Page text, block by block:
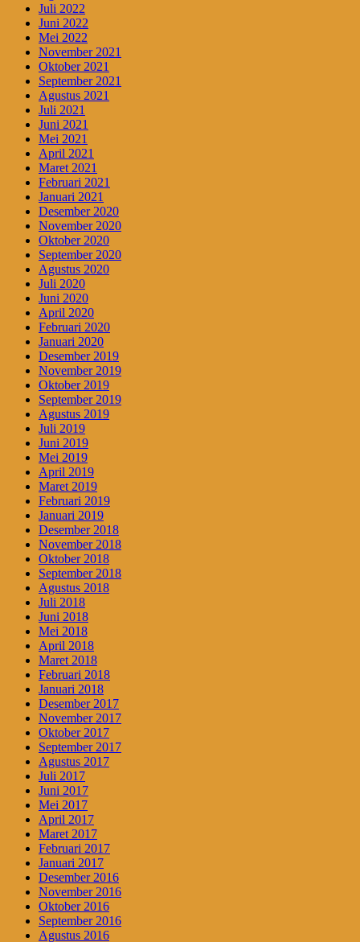
Juli 2022
Juni 2022
Mei 2022
November 2021
Oktober 2021
September 2021
Agustus 2021
Juli 2021
Juni 2021
Mei 2021
April 2021
Maret 2021
Februari 2021
Januari 2021
Desember 2020
November 2020
Oktober 2020
September 2020
Agustus 2020
Juli 2020
Juni 2020
April 2020
Februari 2020
Januari 2020
Desember 2019
November 2019
Oktober 2019
September 2019
Agustus 2019
Juli 2019
Juni 2019
Mei 2019
April 2019
Maret 2019
Februari 2019
Januari 2019
Desember 2018
November 2018
Oktober 2018
September 2018
Agustus 2018
Juli 2018
Juni 2018
Mei 2018
April 2018
Maret 2018
Februari 2018
Januari 2018
Desember 2017
November 2017
Oktober 2017
September 2017
Agustus 2017
Juli 2017
Juni 2017
Mei 2017
April 2017
Maret 2017
Februari 2017
Januari 2017
Desember 2016
November 2016
Oktober 2016
September 2016
Agustus 2016